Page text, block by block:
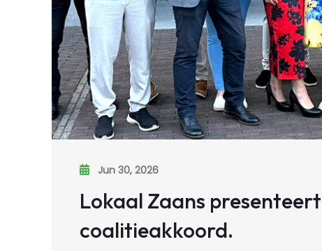
Jun 30, 2026
Lokaal Zaans
coalitieakkoord.